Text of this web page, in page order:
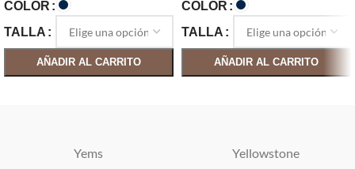
COLOR
TALLA
AÑADIR AL CARRITO
COLOR
TALLA
AÑADIR AL CARRITO
Yems Yellowstone